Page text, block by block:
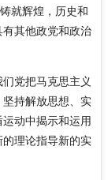
就辉煌，历史和
其他政党和政治
们党把马克思主义
持解放思想、实
动中揭示和运用
理论指导新的实